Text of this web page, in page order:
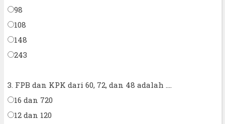
98
108
148
243
3. FPB dan KPK dari 60, 72, dan 48 adalah ....
16 dan 720
12 dan 120